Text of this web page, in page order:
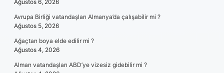
Ağustos 6, 2026
Avrupa Birliği vatandaşları Almanya’da çalışabilir mi ?
Ağustos 5, 2026
Ağaçtan boya elde edilir mi ?
Ağustos 4, 2026
Alman vatandaşları ABD’ye vizesiz gidebilir mi ?